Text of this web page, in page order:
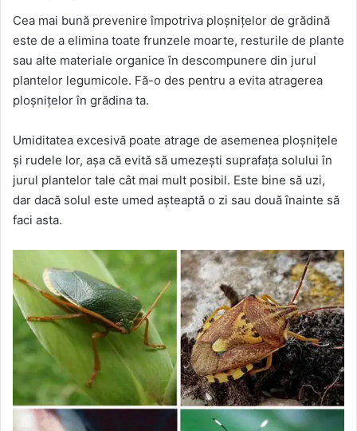
Cea mai bună prevenire împotriva ploșnițelor de grădină
este de a elimina toate frunzele moarte, resturile de plante
sau alte materiale organice în descompunere din jurul
plantelor legumicole. Fă-o des pentru a evita atragerea
ploșnițelor în grădina ta.
Umiditatea excesivă poate atrage de asemenea ploșnițele
și rudele lor, așa că evită să umezești suprafața solului în
jurul plantelor tale cât mai mult posibil. Este bine să uzi,
dar dacă solul este umed așteaptă o zi sau două înainte să
faci asta.